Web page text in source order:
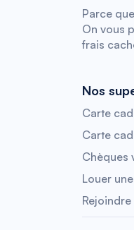
Parce
On vous
frais
Nos
Carte
Carte
Chèques
Louer